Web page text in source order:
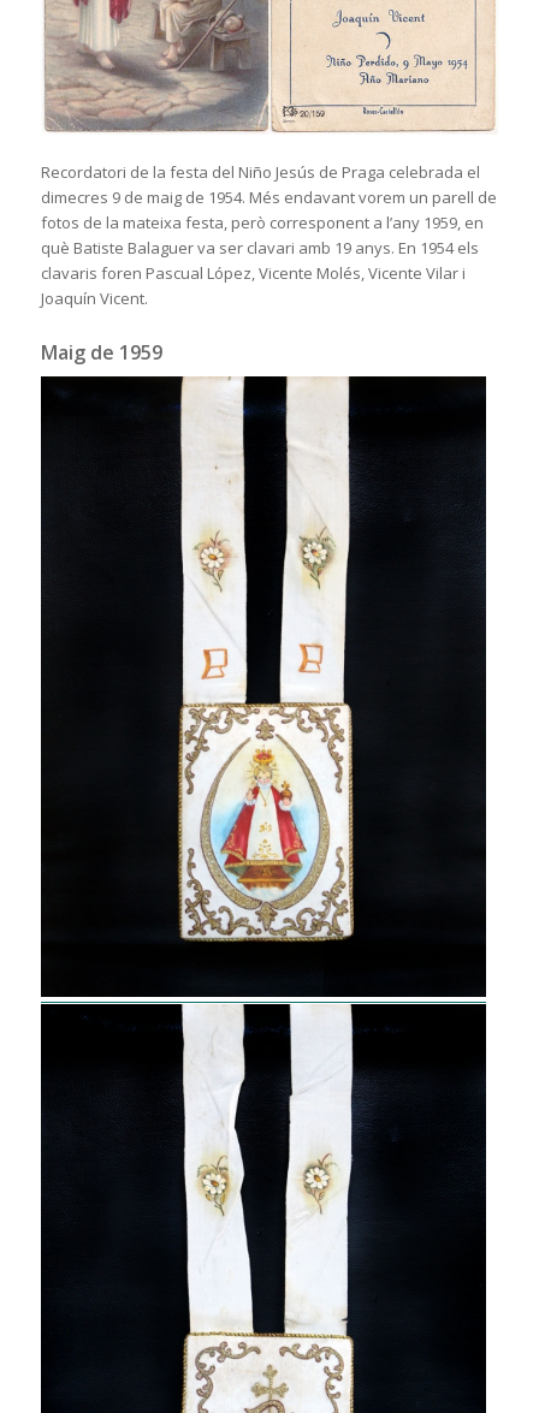
Recordatori de la festa del Niño Jesús de Praga celebrada el
dimecres 9 de maig de 1954. Més endavant vorem un parell de
fotos de la mateixa festa, però corresponent a l’any 1959, en
què Batiste Balaguer va ser clavari amb 19 anys. En 1954 els
clavaris foren Pascual López, Vicente Molés, Vicente Vilar i
Joaquín Vicent.
Maig de 1959